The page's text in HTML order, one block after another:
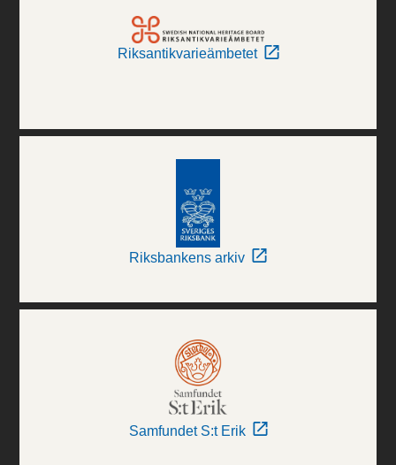
Riksantikvarieämbetet
Riksbankens arkiv
Samfundet S:t Erik